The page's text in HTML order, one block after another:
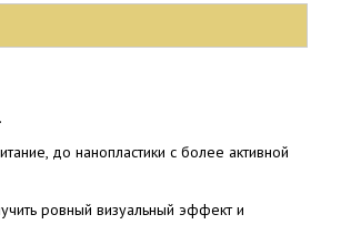
до нанопластики с более активной
ровный визуальный эффект и